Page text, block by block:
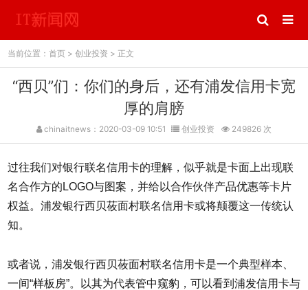
当前位置： 首页> 创业投资 > 正文
“西贝”们：你们的身后，还有浦发信用卡宽
厚的肩膀
chinaitnews：2020-03-09 10:51 创业投资 249826 次
过往我们对银行联名信用卡的理解，似乎就是卡面上出现联
名合作方的LOGO与图案，并给以合作伙伴产品优惠等卡片
权益。浦发银行西贝莜面村联名信用卡或将颠覆这一传统认
知。
或者说，浦发银行西贝莜面村联名信用卡是一个典型样本、
一间“样板房”。以其为代表管中窥豹，可以看到浦发信用卡与